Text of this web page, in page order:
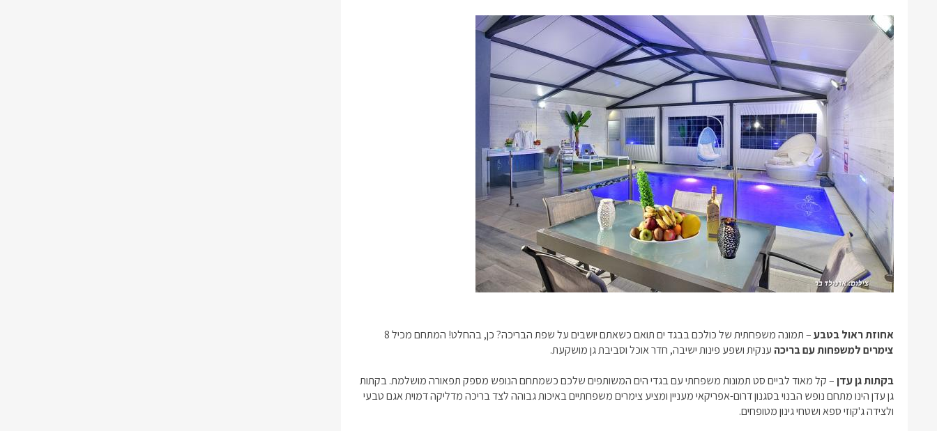
אחוזת ראול בטבע– תמונה משפחתית של כולכם בבגד ים תואם כשאתם יושבים על שפת הבריכה? כן, בהחלט! המתחם מכיל 8
צימרים למשפחות עם בריכה ענקית ושפע פינות ישיבה, חדר אוכל וסביבת גן מושקעת.
בקתות גן עדן– קל מאוד לביים סט תמונות משפחתי עם בגדי הים המשותפים שלכם כשמתחם הנופש מספק תפאורה מושלמת. בקתות
גן עדן הינו מתחם נופש הבנוי בסגנון דרום-אפריקאי מעניין ומציע צימרים משפחתיים באיכות גבוהה לצד בריכה מדליקה דמוית אגם טבעי
ולצידה ג'קוזי ספא ושטחי גינון מטופחים.